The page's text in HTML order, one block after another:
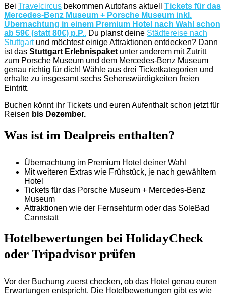
Bei Travelcircus bekommen Autofans aktuell Tickets für das
Mercedes-Benz Museum + Porsche Museum inkl.
Übernachtung in einem Premium Hotel nach Wahl schon
ab 59€ (statt 80€) p.P.. Du planst deine Städtereise nach
Stuttgartund möchtest einige Attraktionen entdecken? Dann
ist das Stuttgart Erlebnispaket unter anderem mit Zutritt
zum Porsche Museum und dem Mercedes-Benz Museum
genau richtig für dich! Wähle aus drei Ticketkategorien und
erhalte zu insgesamt sechs Sehenswürdigkeiten freien
Eintritt.
Buchen könnt ihr Tickets und euren Aufenthalt schon jetzt für
Reisen bis Dezember.
Was ist im Dealpreis enthalten?
Übernachtung im Premium Hotel deiner Wahl
Mit weiteren Extras wie Frühstück, je nach gewähltem
Hotel
Tickets für das Porsche Museum + Mercedes-Benz
Museum
Attraktionen wie der Fernsehturm oder das SoleBad
Cannstatt
Hotelbewertungen bei HolidayCheck
oder Tripadvisor prüfen
Vor der Buchung zuerst checken, ob das Hotel genau euren
Erwartungen entspricht. Die Hotelbewertungen gibt es wie